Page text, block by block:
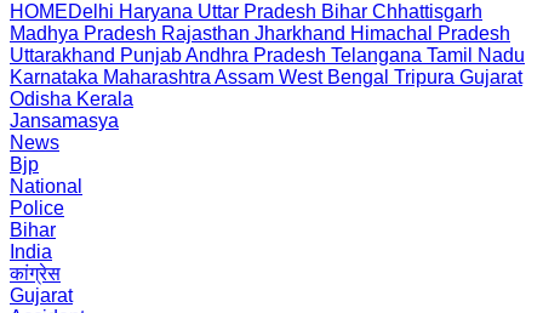
HOMEDelhi Haryana Uttar Pradesh Bihar Chhattisgarh
Madhya Pradesh Rajasthan Jharkhand Himachal Pradesh
Uttarakhand PunjabAndhra Pradesh Telangana Tamil Nadu
Karnataka Maharashtra Assam West Bengal Tripura Gujarat
Odisha Kerala
Jansamasya
News
Bjp
National
Police
Bihar
India
कांग्रेस
Gujarat